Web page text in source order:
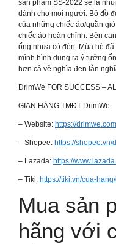
sản phẩm SS-2022 sẽ là
dành cho mọi người. Bộ đồ
của những chiếc áo/quần
chiếc áo hoàn chỉnh. Bên
ống nhựa có đèn. Mùa hè
mình hình dung ra ý tưởng
hơn cả về nghĩa đen lẫn
DrimWe FOR SUCCESS –
GIAN HÀNG TMĐT DrimWe:
– Website: https://drimwe.com
– Shopee: https://shopee.vn/
– Lazada: https://
– Tiki: https://tiki.vn/cua-
Mua sản
hãng với